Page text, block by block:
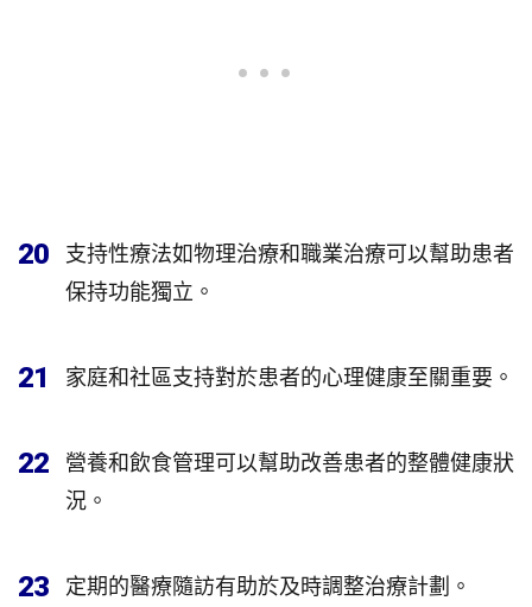
20
支持性療法如物理治療和職業治療可以幫助患者
保持功能獨立。
21 家庭和社區支持對於患者的心理健康至關重要。
22
營養和飲食管理可以幫助改善患者的整體健康狀
況。
23 定期的醫療隨訪有助於及時調整治療計劃。